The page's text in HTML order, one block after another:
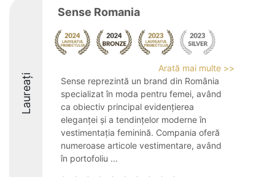
Laureați
Sense Romania
Arată mai multe >>
Sense reprezintă un brand din România
specializat în moda pentru femei, având
ca obiectiv principal evidențierea
eleganței și a tendințelor moderne în
vestimentația feminină. Compania oferă
numeroase articole vestimentare, având
în portofoliu ...